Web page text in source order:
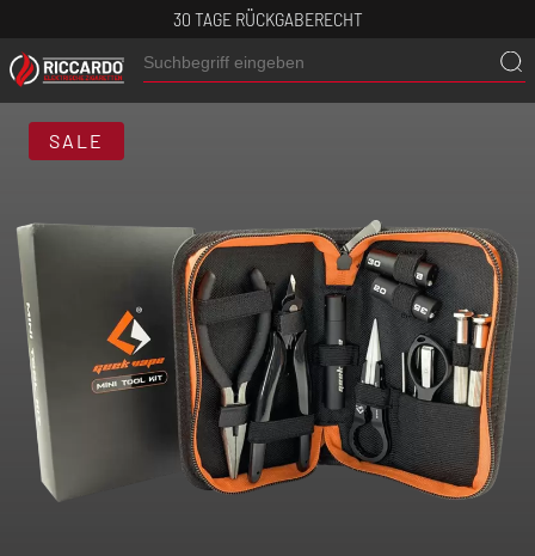
30 TAGE RÜCKGABERECHT
SALE